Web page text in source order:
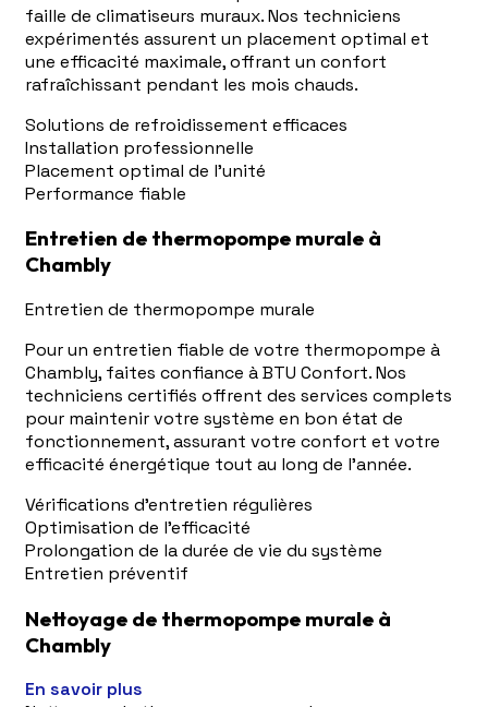
faille de climatiseurs muraux. Nos techniciens
expérimentés assurent un placement optimal et
une efficacité maximale, offrant un confort
rafraîchissant pendant les mois chauds.
Solutions de refroidissement efficaces
Installation professionnelle
Placement optimal de l'unité
Performance fiable
Entretien de thermopompe murale à
Chambly
Entretien de thermopompe murale
Pour un entretien fiable de votre thermopompe à
Chambly, faites confiance à BTU Confort. Nos
techniciens certifiés offrent des services complets
pour maintenir votre système en bon état de
fonctionnement, assurant votre confort et votre
efficacité énergétique tout au long de l'année.
Vérifications d'entretien régulières
Optimisation de l'efficacité
Prolongation de la durée de vie du système
Entretien préventif
Nettoyage de thermopompe murale à
Chambly
En savoir plus